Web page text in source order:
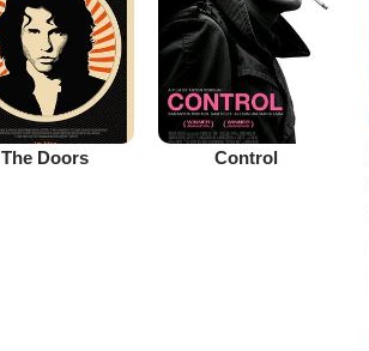
The Doors Control